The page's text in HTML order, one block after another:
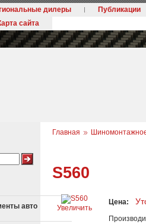
дилеры
Публикации
сайта
авто
Главная
S560
Увеличить
Цена: